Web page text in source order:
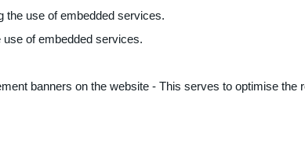
the use of embedded services.
of embedded services.
banners on the website - This serves to optimise the